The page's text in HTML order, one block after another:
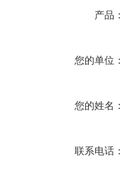
产品
您的单位
您的姓名
联系电话